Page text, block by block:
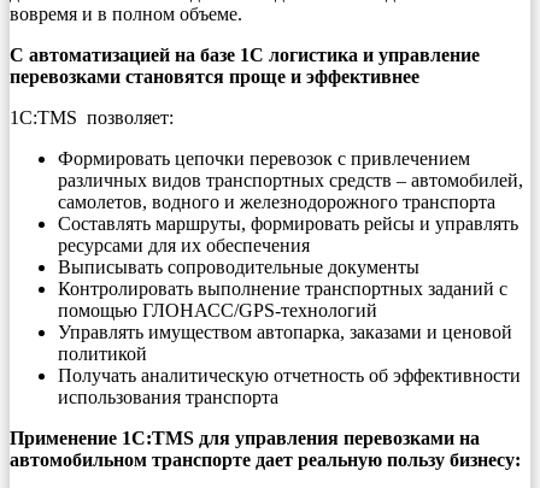
вовремя и в полном объеме.
С автоматизацией на базе 1С логистика и управление
перевозками становятся проще и эффективнее
1С:TMS позволяет:
Формировать цепочки перевозок с привлечением
различных видов транспортных средств – автомобилей,
самолетов, водного и железнодорожного транспорта
Составлять маршруты, формировать рейсы и управлять
ресурсами для их обеспечения
Выписывать сопроводительные документы
Контролировать выполнение транспортных заданий с
помощью ГЛОНАСС/GPS-технологий
Управлять имуществом автопарка, заказами и ценовой
политикой
Получать аналитическую отчетность об эффективности
использования транспорта
Применение 1С:TMS для управления перевозками на
автомобильном транспорте дает реальную пользу бизнесу: